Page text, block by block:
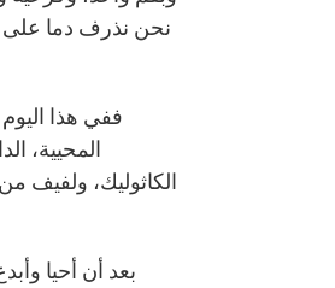
نحن نذرف دما على
ففي هذا
المحيية،
الكاثوليك، ولفيف
بعد أن أحيا